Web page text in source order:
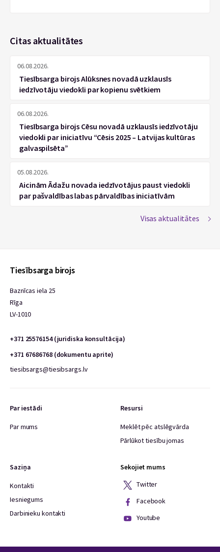
Citas aktualitātes
06.08.2026.
Tiesībsarga birojs Alūksnes novadā uzklausīs
iedzīvotāju viedokli par kopienu svētkiem
06.08.2026.
Tiesībsarga birojs Cēsu novadā uzklausīs iedzīvotāju
viedokli par iniciatīvu “Cēsis 2025 – Latvijas kultūras
galvaspilsēta”
05.08.2026.
Aicinām Ādažu novada iedzīvotājus paust viedokli
par pašvaldības labas pārvaldības iniciatīvām
Visas aktualitātes
Tiesībsarga birojs
Baznīcas iela 25
Rīga
LV-1010
+371 25576154 (juridiska konsultācija)
+371 67686768 (dokumentu aprite)
tiesibsargs@tiesibsargs.lv
Par iestādi
Par mums
Resursi
Meklēt pēc atslēgvārda
Pārlūkot tiesību jomas
Saziņa
Kontakti
Iesniegums
Darbinieku kontakti
Sekojiet mums
Twitter
Facebook
Youtube